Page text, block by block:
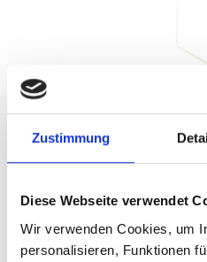
Zustimmung
Diese Webseite verwendet
Wir verwenden Cookies, um
personalisieren, Funktionen